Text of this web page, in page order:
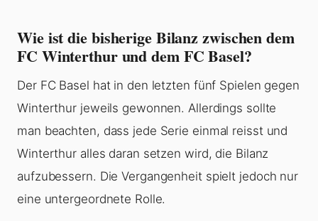
Wie ist die bisherige Bilanz zwischen dem
FC Winterthur und dem FC Basel?
Der FC Basel hat in den letzten fünf Spielen gegen
Winterthur jeweils gewonnen. Allerdings sollte
man beachten, dass jede Serie einmal reisst und
Winterthur alles daran setzen wird, die Bilanz
aufzubessern. Die Vergangenheit spielt jedoch nur
eine untergeordnete Rolle.